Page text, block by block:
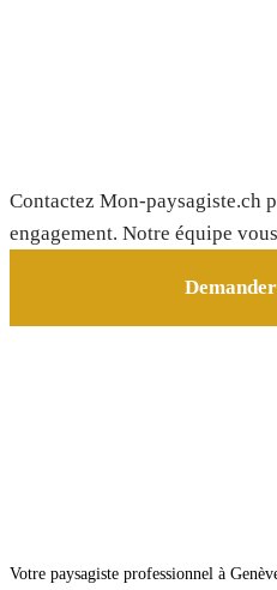
Contactez Mon-paysagiste.ch
engagement. Notre équipe
Votre paysagiste professionnel à